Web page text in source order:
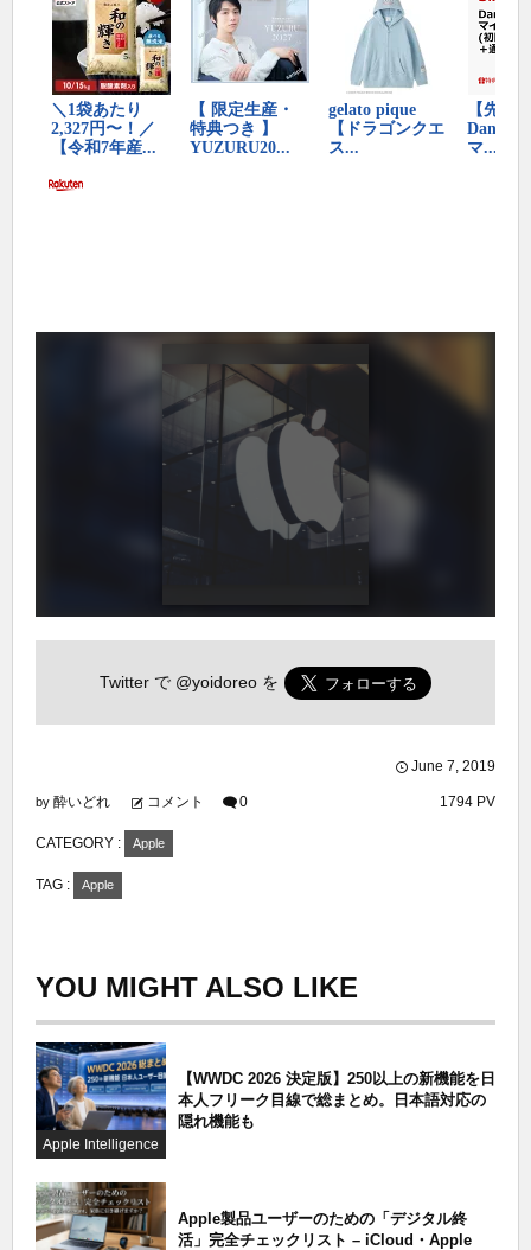
Twitter で @yoidoreo を
June 7 2019
by 酔いどれ コメント 0 1794 PV
CATEGORY : Apple
TAG : Apple
YOU MIGHT ALSO LIKE
Apple Intelligence
【WWDC 2026 決定版】250以上の新機能を日
本人フリーク目線で総まとめ。日本語対応の
隠れ機能も
Apple製品ユーザーのための「デジタル終
活」完全チェックリスト – iCloud・Apple